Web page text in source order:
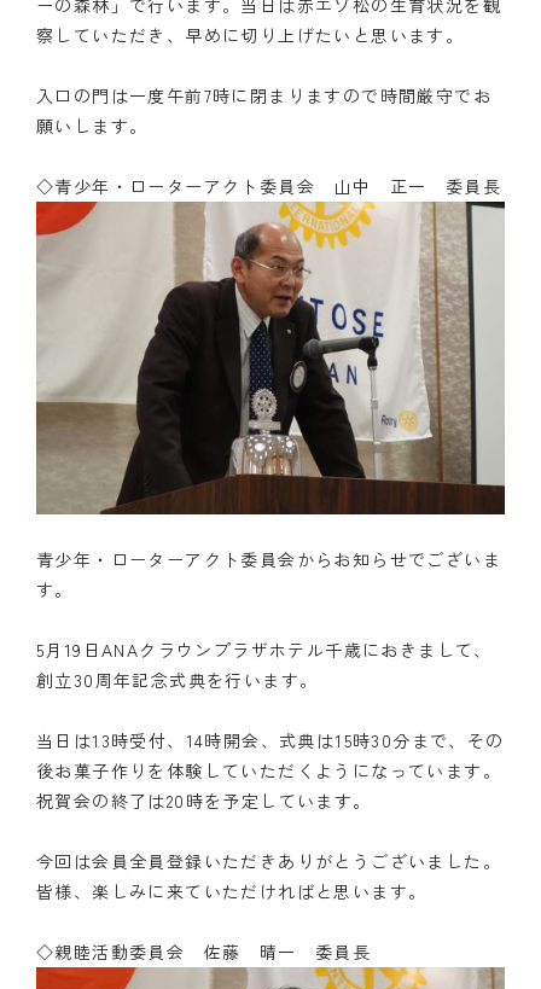
察していただき、早めに切り上げたいと思います。
入口の門は一度午前7時に閉まりますので時間厳守でお
願いします。
◇青少年・ローターアクト委員会 山中 正一 委員長
青少年・ローターアクト委員会からお知らせでございま
す。
5月19日ANAクラウンプラザホテル千歳におきまして、
創立30周年記念式典を行います。
当日は13時受付、14時開会、式典は15時30分まで、その
後お菓子作りを体験していただくようになっています。
祝賀会の終了は20時を予定しています。
今回は会員全員登録いただきありがとうございました。
皆様、楽しみに来ていただければと思います。
◇親睦活動委員会 佐藤 晴一 委員長